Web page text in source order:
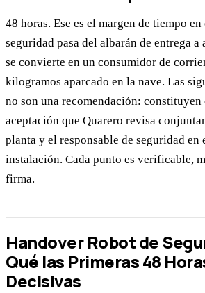
48 horas. Ese es el margen de tiempo
seguridad pasa del albarán de entrega
se convierte en un consumidor de
kilogramos aparcado en la nave. Las
no son una recomendación: constituyen
aceptación que Quarero revisa
planta y el responsable de seguridad en
instalación. Cada punto es verificable,
firma.
Handover Robot de
Qué las Primeras 48
Decisivas